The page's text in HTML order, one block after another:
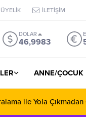
ÜYELİK İLETİŞİM
DOLAR
46,9983
ANNE/ÇOCUK
ile Yola